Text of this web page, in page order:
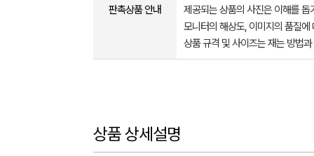
판촉상품 안내
제공되는 상품의 사진은 이해를
모니터의 해상도, 이미지의 품질
상품 규격 및 사이즈는 재는 방법
상품 상세설명